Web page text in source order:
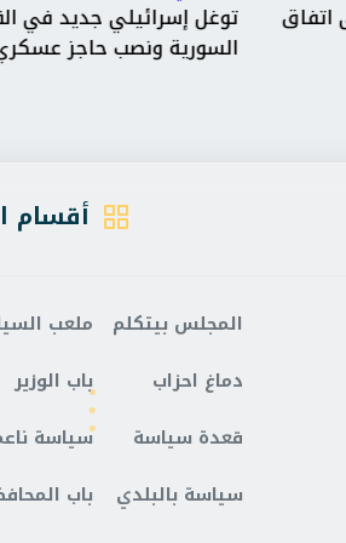
توغل إسرائيلي جديد في القنيطرة
السورية ونصب حاجز عسكري
أقسام
المجلس بيتكلم
دماغ احزاب
قعدة سياسة
سياسة بالبلدي
ملعب
باب الوزير
سياسة
باب